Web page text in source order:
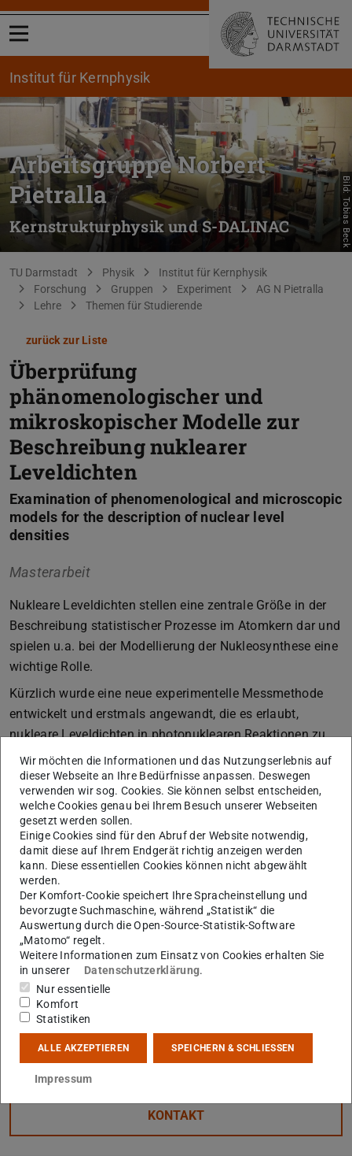
Menü öffnen
Institut für Kernphysik
Arbeitsgruppe Norbert
Pietralla
Kernstrukturphysik und S-DALINAC Bild: Tobias Beck
Sie befinden sich hier:
TU Darmstadt Physik
Institut für Kernphysik
Forschung
Gruppen Experiment
AG N Pietralla
Lehre
Themen für Studierende
zurück zur Liste
Überprüfung
phänomenologischer und
mikroskopischer Modelle zur
Beschreibung nuklearer
Leveldichten
Examination of phenomenological and microscopic
models for the description of nuclear level
densities
Masterarbeit
Nukleare Leveldichten stellen eine zentrale Größe in der
Beschreibung statistischer Prozesse im Atomkern dar und
spielen u.a. bei der Modellierung der Nukleosynthese eine
wichtige Rolle.
Kürzlich wurde eine neue experimentelle Messmethode
entwickelt und erstmals angewandt, die es erlaubt,
nukleare Leveldichten in photonuklearen Reaktionen zu
bestimmen. Hierzu wurde sich die Methode der nuklearen
Selbstabsorption zunutze gemacht. Das Experiment fand
an der High Intensity Gamma-ray Source an der Duke
University in den USA am Nuklid Sr-88 statt.
Diese Masterarbeit fokussiert sich auf die Analyse der
genommenen Daten und hat zum Ziel nukleare
Leveldichten von Sr-88 zu bestimmen. Im Anschluss
sollen existierende phÃänomenologische Modelle und
mikroskopischen Rechnungen anhand der neuen
Messdaten getestet werden. Mit dieser Arbeit trägt die
Studentin bzw. Student maßgeblich zum
Forschungsgebiet zur Untersuchung statistischer
Kernprozesse bei und liefert potentiell neue bisher nicht
vorhandenen Ergebnisse.
Kerndaten
KONTAKT
Wir möchten die Informationen und das Nutzungserlebnis auf
dieser Webseite an Ihre Bedürfnisse anpassen. Deswegen
verwenden wir sog. Cookies. Sie können selbst entscheiden,
welche Cookies genau bei Ihrem Besuch unserer Webseiten
gesetzt werden sollen.
Einige Cookies sind für den Abruf der Website notwendig,
damit diese auf Ihrem Endgerät richtig anzeigen werden
kann. Diese essentiellen Cookies können nicht abgewählt
werden.
Der Komfort-Cookie speichert Ihre Spracheinstellung und
bevorzugte Suchmaschine, während „Statistik“ die
Auswertung durch die Open-Source-Statistik-Software
„Matomo“ regelt.
Weitere Informationen zum Einsatz von Cookies erhalten Sie
in unserer
Datenschutzerklärung.
Nur essentielle
Komfort
Statistiken
ALLE AKZEPTIEREN SPEICHERN & SCHLIESSEN
Impressum